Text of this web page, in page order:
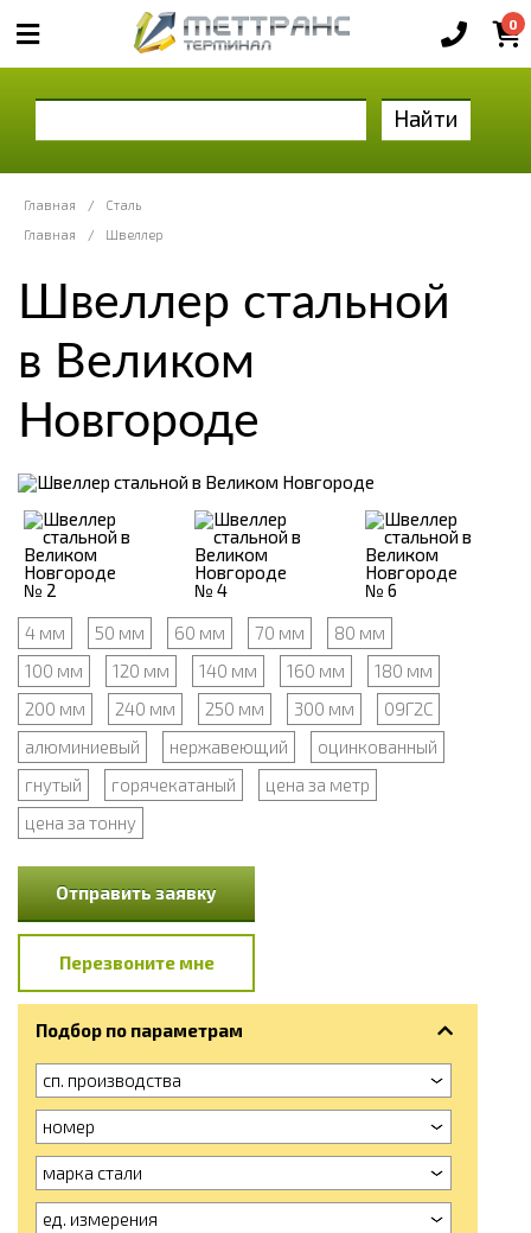
0
Найти
Главная /
Сталь
Главная
/ Швеллер
Швеллер стальной
в Великом
Новгороде
4 мм 50 мм 60 мм 70 мм
80 мм
100 мм
120 мм 140 мм 160 мм
180 мм
200 мм
240 мм 250 мм 300 мм
09Г2С
алюминиевый
нержавеющий
оцинкованный
гнутый
горячекатаный
цена за метр
цена за тонну
Отправить заявку
Перезвоните мне
Подбор по параметрам
сп. производства
номер
марка стали
ед. измерения